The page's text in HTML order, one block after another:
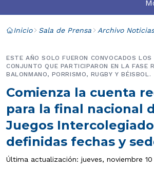
Inicio Sala de Prensa Archivo Noticias
Comienza la cuenta
para la final nacional
Juegos
definidas fechas y
ESTE AÑO SOLO FUERON CONVOCADOS LOS
CONJUNTO QUE PARTICIPARON EN LA FASE
BALONMANO, PORRISMO, RUGBY Y BÉISBOL.
Última actualización: jueves, noviembre